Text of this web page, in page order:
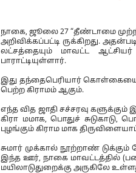
நாகை, ஜூலை 27 “தீண்டாமை
அறிவிக்கப்பட்டி ருக்கிறது.
லட்சத்தையும் மாவட்ட
பாராட்டியுள்ளார்.
இது தந்தைபெரியார் கொள்கையை
பெற்ற கிராமம் ஆகும்.
எந்த வித ஜாதி சச்சரவு
கிரா மமாக, பொதுச்
புழங்கும் கிராம மாக
சுமார் முக்கால் நூற்றாண்
இந்த ஊர், நாகை மாவட்டத்தில்
மயிலாடுதுறைக்கு அருகிலே